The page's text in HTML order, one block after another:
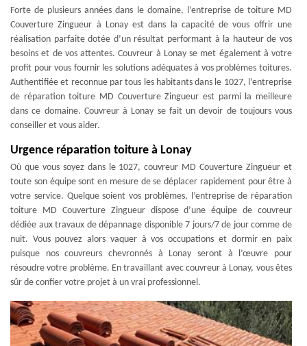
Forte de plusieurs années dans le domaine, l’entreprise de toiture MD
Couverture Zingueur à Lonay est dans la capacité de vous offrir une
réalisation parfaite dotée d’un résultat performant à la hauteur de vos
besoins et de vos attentes. Couvreur à Lonay se met également à votre
profit pour vous fournir les solutions adéquates à vos problèmes toitures.
Authentifiée et reconnue par tous les habitants dans le 1027, l’entreprise
de réparation toiture MD Couverture Zingueur est parmi la meilleure
dans ce domaine. Couvreur à Lonay se fait un devoir de toujours vous
conseiller et vous aider.
Urgence réparation toiture à Lonay
Où que vous soyez dans le 1027, couvreur MD Couverture Zingueur et
toute son équipe sont en mesure de se déplacer rapidement pour être à
votre service. Quelque soient vos problèmes, l’entreprise de réparation
toiture MD Couverture Zingueur dispose d’une équipe de couvreur
dédiée aux travaux de dépannage disponible 7 jours/7 de jour comme de
nuit. Vous pouvez alors vaquer à vos occupations et dormir en paix
puisque nos couvreurs chevronnés à Lonay seront à l’œuvre pour
résoudre votre problème. En travaillant avec couvreur à Lonay, vous êtes
sûr de confier votre projet à un vrai professionnel.